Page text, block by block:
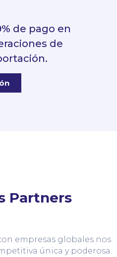
de pago en
de
Partners
empresas globales nos
única y poderosa.